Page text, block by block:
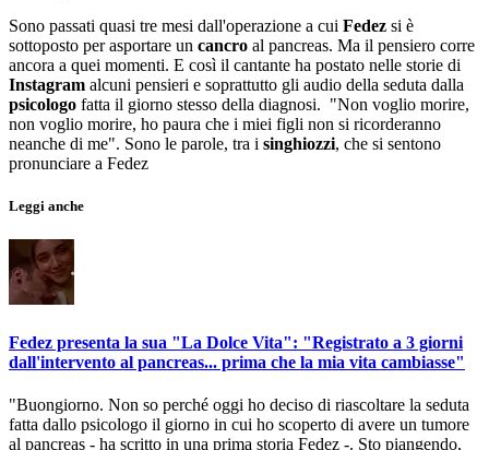
Sono passati quasi tre mesi dall'operazione a cui Fedez si è
sottoposto per asportare un cancro al pancreas. Ma il pensiero corre
ancora a quei momenti. E così il cantante ha postato nelle storie di
Instagram alcuni pensieri e soprattutto gli audio della seduta dalla
psicologo fatta il giorno stesso della diagnosi. "Non voglio morire,
non voglio morire, ho paura che i miei figli non si ricorderanno
neanche di me". Sono le parole, tra i singhiozzi, che si sentono
pronunciare a Fedez
Leggi anche
Fedez presenta la sua "La Dolce Vita": "Registrato a 3 giorni
dall'intervento al pancreas... prima che la mia vita cambiasse"
"Buongiorno. Non so perché oggi ho deciso di riascoltare la seduta
fatta dallo psicologo il giorno in cui ho scoperto di avere un tumore
al pancreas - ha scritto in una prima storia Fedez -. Sto piangendo,